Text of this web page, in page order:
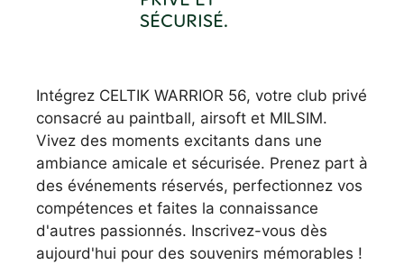
SÉCURISÉ.
Intégrez CELTIK WARRIOR 56, votre club privé
consacré au paintball, airsoft et MILSIM.
Vivez des moments excitants dans une
ambiance amicale et sécurisée. Prenez part à
des événements réservés, perfectionnez vos
compétences et faites la connaissance
d'autres passionnés. Inscrivez-vous dès
aujourd'hui pour des souvenirs mémorables !